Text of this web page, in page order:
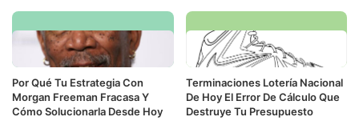
Por Qué Tu Estrategia Con
Morgan Freeman Fracasa Y
Cómo Solucionarla Desde Hoy
Terminaciones Lotería Nacional
De Hoy El Error De Cálculo Que
Destruye Tu Presupuesto